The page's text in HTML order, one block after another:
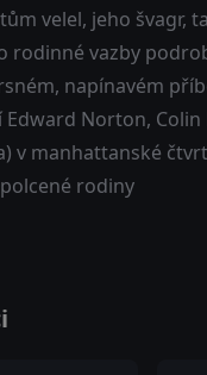
velel, jeho švagr,
rodinné vazby
napínavém
Norton, Colin
v manhattanské
rodiny